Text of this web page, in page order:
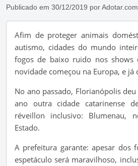
Publicado em 30/12/2019 por
Afim de proteger animais
autismo, cidades do mundo
fogos de baixo ruido nos shows
novidade começou na Europa, e já
No ano passado, Florianópolis
ano outra cidade catarinense
réveillon inclusivo: Blumenau,
Estado.
A prefeitura garante: apesar dos
espetáculo será maravilhoso,